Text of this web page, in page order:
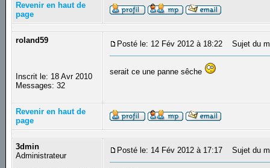
Revenir en haut de
page
roland59
Inscrit le: 18 Avr 2010
Messages: 32
Posté le: 12 Fév 2012 à 18:22 Sujet du
serait ce une panne sêche
Revenir en haut de
page
3dmin
Administrateur
Posté le: 14 Fév 2012 à 17:17 Sujet du